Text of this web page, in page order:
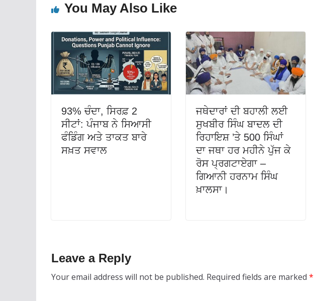
You May Also Like
93% ਚੰਦਾ, ਸਿਰਫ਼ 2
ਸੀਟਾਂ: ਪੰਜਾਬ ਨੇ ਸਿਆਸੀ
ਫੰਡਿੰਗ ਅਤੇ ਤਾਕਤ ਬਾਰੇ
ਸਖ਼ਤ ਸਵਾਲ
ਜਥੇਦਾਰਾਂ ਦੀ ਬਹਾਲੀ ਲਈ
ਸੁਖਬੀਰ ਸਿੰਘ ਬਾਦਲ ਦੀ
ਰਿਹਾਇਸ਼ ’ਤੇ 500 ਸਿੰਘਾਂ
ਦਾ ਜਥਾ ਹਰ ਮਹੀਨੇ ਪੁੱਜ ਕੇ
ਰੋਸ ਪ੍ਰਗਟਾਏਗਾ –
ਗਿਆਨੀ ਹਰਨਾਮ ਸਿੰਘ
ਖ਼ਾਲਸਾ।
Leave a Reply
Your email address will not be published. Required fields are marked *